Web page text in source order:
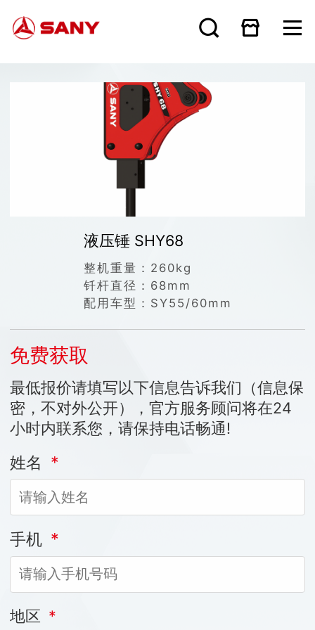
液压锤 SHY68
整机重量：
钎杆直径：
配用车型：
260kg
68mm
SY55/60mm
免费获取
最低报价请填写以下信息告诉我们（信息保
密，不对外公开），官方服务顾问将在24
小时内联系您，请保持电话畅通!
姓名 *
手机 *
地区 *